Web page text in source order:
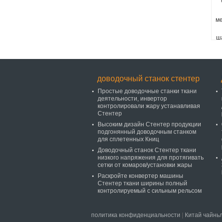
доводочный станок стентер
Простые доводочные станки ткани
деятельности, инвертор
контролировали жару устанавливая
Стентер
Высоким дизайн Стентер продукции
подгонянный доводочным станком
для сплетенных Книц
Доводочный станок Стентер ткани
низкого напряжения для протягивать
сетки от комаров/установки жары
Раскройте конвертер машины
Стентер ткани ширины полный
контролируемый с сильным рельсом
политика конфиденциальности Китай